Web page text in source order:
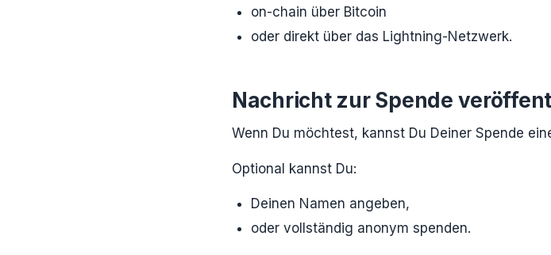
on-chain über Bitcoin
oder direkt über das Lightning-Netzwerk.
Nachricht zur Spende
Wenn Du möchtest, kannst Du Deiner Spende
Optional kannst Du:
Deinen Namen angeben,
oder vollständig anonym spenden.